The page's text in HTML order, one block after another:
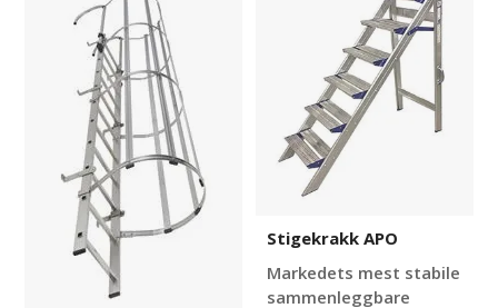
Stigekrakk APO
Markedets mest stabile
sammenleggbare